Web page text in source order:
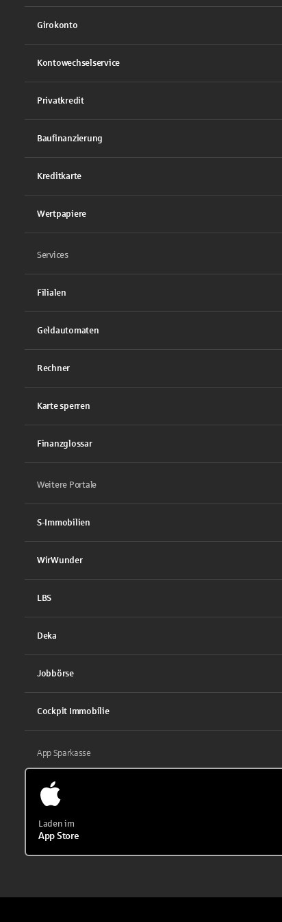
Girokonto
Kontowechselservice
Privatkredit
Baufinanzierung
Kreditkarte
Wertpapiere
Services
Filialen
Geldautomaten
Rechner
Karte sperren
Finanzglossar
Weitere Portale
S-Immobilien
WirWunder
LBS
Deka
Jobbörse
Cockpit Immobilie
App Sparkasse
Laden im
App Store